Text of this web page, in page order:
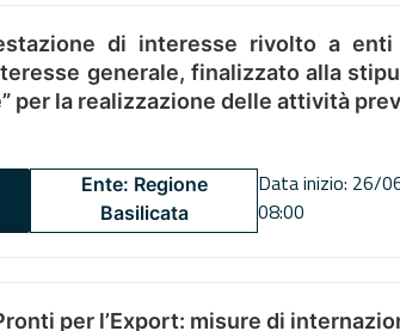
di interesse rivolto a
generale, finalizzato alla
per la realizzazione delle attività
Ente: Regione
Basilicata
Data inizio: 26/
08:00
per l’Export: misure di